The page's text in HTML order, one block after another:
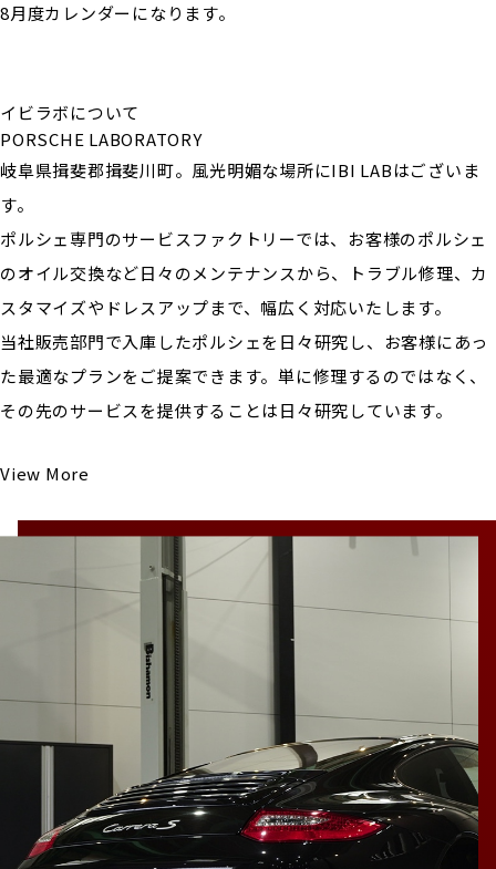
8月度カレンダーになります。
イビラボについて
PORSCHE LABORATORY
岐阜県揖斐郡揖斐川町。風光明媚な場所にIBI LABはございま
す。
ポルシェ専門のサービスファクトリーでは、お客様のポルシェ
のオイル交換など日々のメンテナンスから、トラブル修理、カ
スタマイズやドレスアップまで、幅広く対応いたします。
当社販売部門で入庫したポルシェを日々研究し、お客様にあっ
た最適なプランをご提案できます。単に修理するのではなく、
その先のサービスを提供することは日々研究しています。
View More